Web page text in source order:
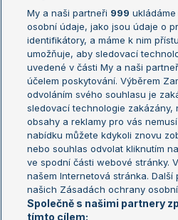
Žebříček ATP (muži)
Žebříček WTA (ženy)
Sázkařský žebříček
US
Turnaj
Aktualní trendy
Fotbalové přestupy
Livesport Daily
LS Prague Open
My a naši partneři 999
osobní údaje, jako jsou údaje o
identifikátory, a máme k nim
umožňuje, aby sledovací
uvedené v části My a naši
účelem poskytování. Výběrem
odvoláním svého souhlasu je
sledovací technologie zakázány,
obsahy a reklamy pro vás
nabídku můžete kdykoli znovu
nebo souhlas odvolat kliknutím
ve spodní části webové stránky.
našem Internetová stránka.
našich Zásadách ochrany
Společně s našimi partnery
tímto cílem: